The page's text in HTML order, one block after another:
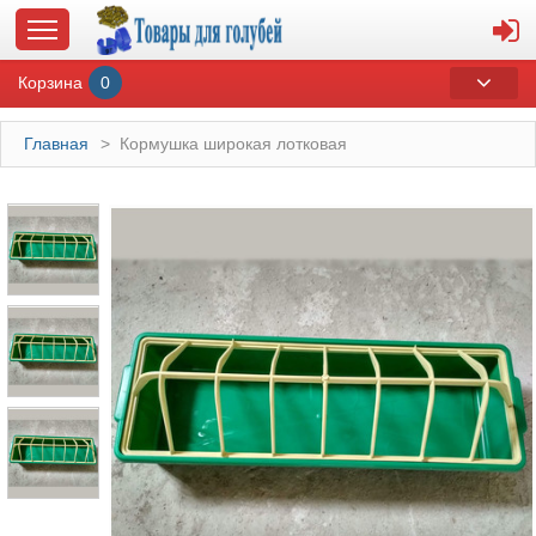
ГЛАВНАЯ
О МАГАЗИНЕ
ОПЛАТА И ДОСТАВКА
КОНТАКТЫ
КАТАЛОГ
СУВЕНИРЫ С ГОЛУБЯМИ
Корзина 0
Главная > Кормушка широкая лотковая